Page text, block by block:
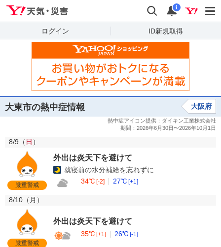
検索 通知
i
ログイン ID新規取得
大東市の熱中症情報 大阪府
8/9（ 日 ）
厳重警戒
外出は炎天下を避けて
就寝前の水分補給を忘れずに
34℃ [-2] 27℃ [+1]
8/10（ 月 ）
厳重警戒
外出は炎天下を避けて
35℃ [+1] 26℃ [-1]